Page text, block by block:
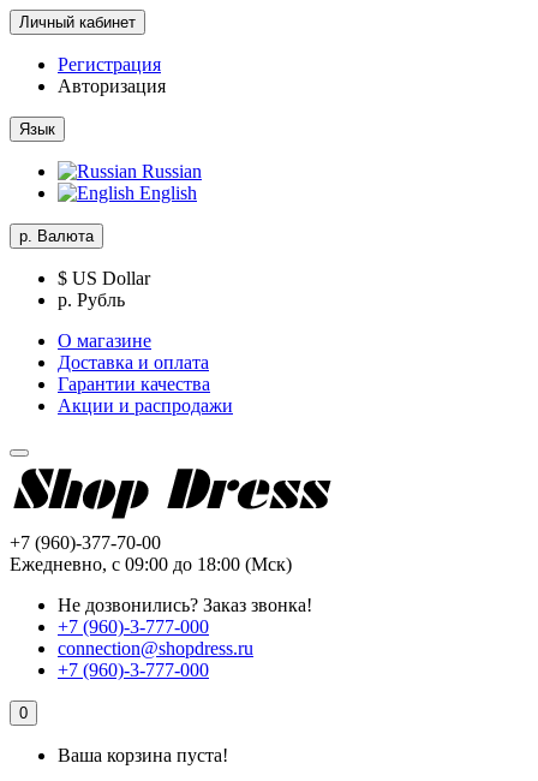
Личный кабинет
Регистрация
Авторизация
Язык
Russian
English
р. Валюта
$ US Dollar
р. Рубль
О магазине
Доставка и оплата
Гарантии качества
Акции и распродажи
+7 (960)-377-70-00
Ежедневно, с 09:00 до 18:00 (Мск)
Не дозвонились? Заказ звонка!
+7 (960)-3-777-000
connection@shopdress.ru
+7 (960)-3-777-000
0
Ваша корзина пуста!